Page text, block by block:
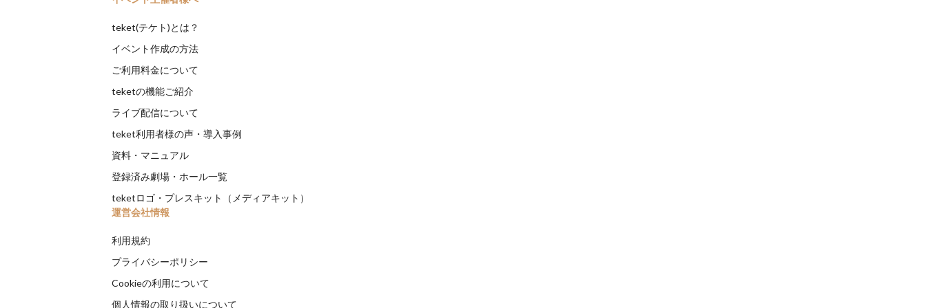
teket(テケト)とは？
イベント作成の方法
ご利用料金について
teketの機能ご紹介
ライブ配信について
teket利用者様の声・導入事例
資料・マニュアル
登録済み劇場・ホール一覧
teketロゴ・プレスキット（メディアキット）
運営会社情報
利用規約
プライバシーポリシー
Cookieの利用について
個人情報の取り扱いについて